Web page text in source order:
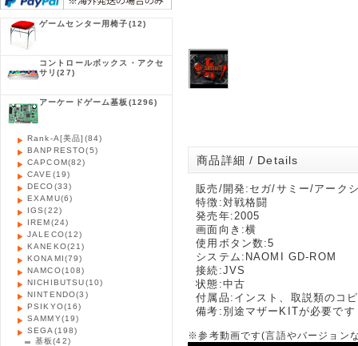
ゲームセンター用椅子(12)
コントロールボックス・アクセ
サリ(27)
アーケードゲーム基板 (1296)
Rank-A[美品] (84)
BANPRESTO(5)
CAPCOM(82)
CAVE (19)
DECO(33)
EXAMU(6)
IGS(22)
IREM(24)
JALECO(12)
KANEKO(21)
KONAMI(79)
NAMCO(108)
NICHIBUTSU(10)
NINTENDO(3)
PSIKYO(16)
SAMMY(19)
SEGA (198)
基板(42)
商品詳細 / Details
販売/開発:セガ/サミー/アーク
特徴:対戦格闘
発売年:2005
画面向き:横
使用ボタン数:5
システム:NAOMI GD-ROM
接続:JVS
状態:中古
付属品:インスト、取説類のコ
備考:別途マザーKITが必要です
※参考動画です(言語やバージョン